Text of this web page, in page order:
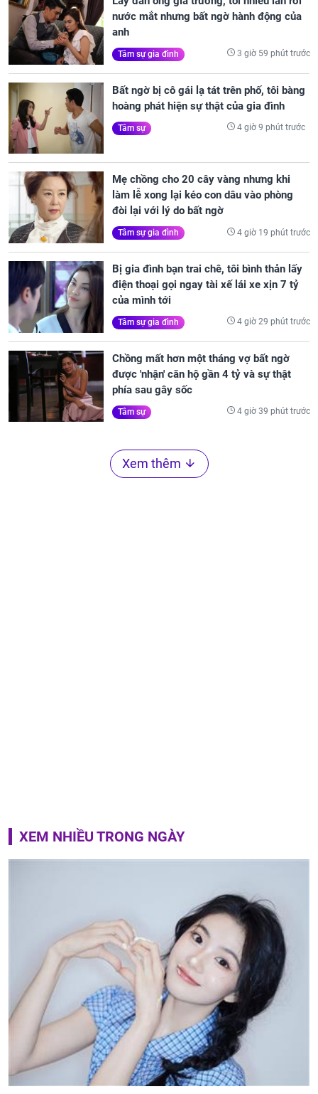
nước mắt nhưng bất ngờ hành động của
anh
Tâm sự gia đình 3 giờ 59 phút trước
Bất ngờ bị cô gái lạ tát trên phố, tôi bàng
hoàng phát hiện sự thật của gia đình
Tâm sự 4 giờ 9 phút trước
Mẹ chồng cho 20 cây vàng nhưng khi
làm lễ xong lại kéo con dâu vào phòng
đòi lại với lý do bất ngờ
Tâm sự gia đình 4 giờ 19 phút trước
Bị gia đình bạn trai chê, tôi bình thản lấy
điện thoại gọi ngay tài xế lái xe xịn 7 tỷ
của mình tới
Tâm sự gia đình 4 giờ 29 phút trước
Chồng mất hơn một tháng vợ bất ngờ
được 'nhận' căn hộ gần 4 tỷ và sự thật
phía sau gây sốc
Tâm sự 4 giờ 39 phút trước
Xem thêm
XEM NHIỀU TRONG NGÀY